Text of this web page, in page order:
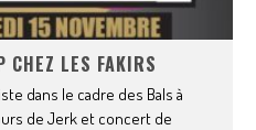
CHEZ LES FAKIRS
dans le cadre des Bals à
de Jerk et concert de